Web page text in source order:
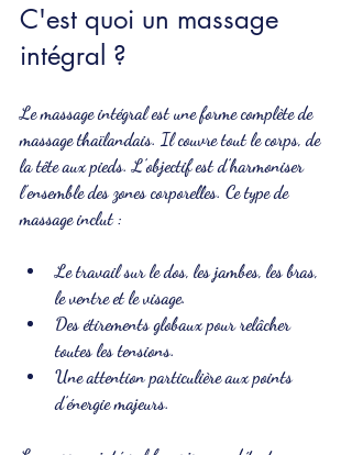
C'est quoi un massage
intégral ?
Le massage intégral est une forme complète de
massage thaïlandais. Il couvre tout le corps, de
la tête aux pieds. L’objectif est d’harmoniser
l’ensemble des zones corporelles. Ce type de
massage inclut :
Le travail sur le dos, les jambes, les bras,
le ventre et le visage.
Des étirements globaux pour relâcher
toutes les tensions.
Une attention particulière aux points
d’énergie majeurs.